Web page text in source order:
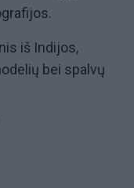
iš Indijos,
bei spalvų